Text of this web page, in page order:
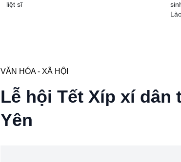
liệt sĩ
VĂN HÓA - XÃ HỘI
Lễ hội Tết Xíp xí dân
Yên